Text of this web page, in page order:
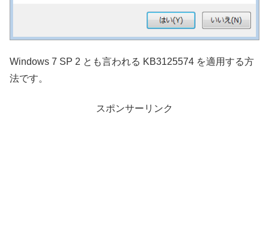
Windows 7 SP 2 とも言われる KB3125574 を適用する方
法です。
スポンサーリンク